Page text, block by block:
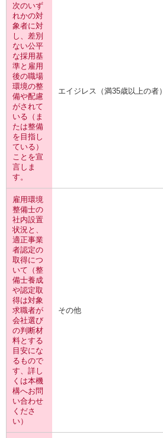
次のいず
れかの対
象者に対
し、差別
ない公平
な採用基
準と雇用
後の職場
環境の整
備や配慮
がされて
いる（ま
たは整備
を目指し
ている）
ことを宣
言しま
す。
エイジレス（満35歳以上の者）
雇用環境
整備士の
社内設置
状況と、
適正事業
者認定の
取得につ
いて（整
備士養成
や認定取
得は対象
求職者が
会社選び
の判断材
料とする
目安にな
るもので
す、詳し
くは本機
構へお問
い合わせ
くださ
い）
その他